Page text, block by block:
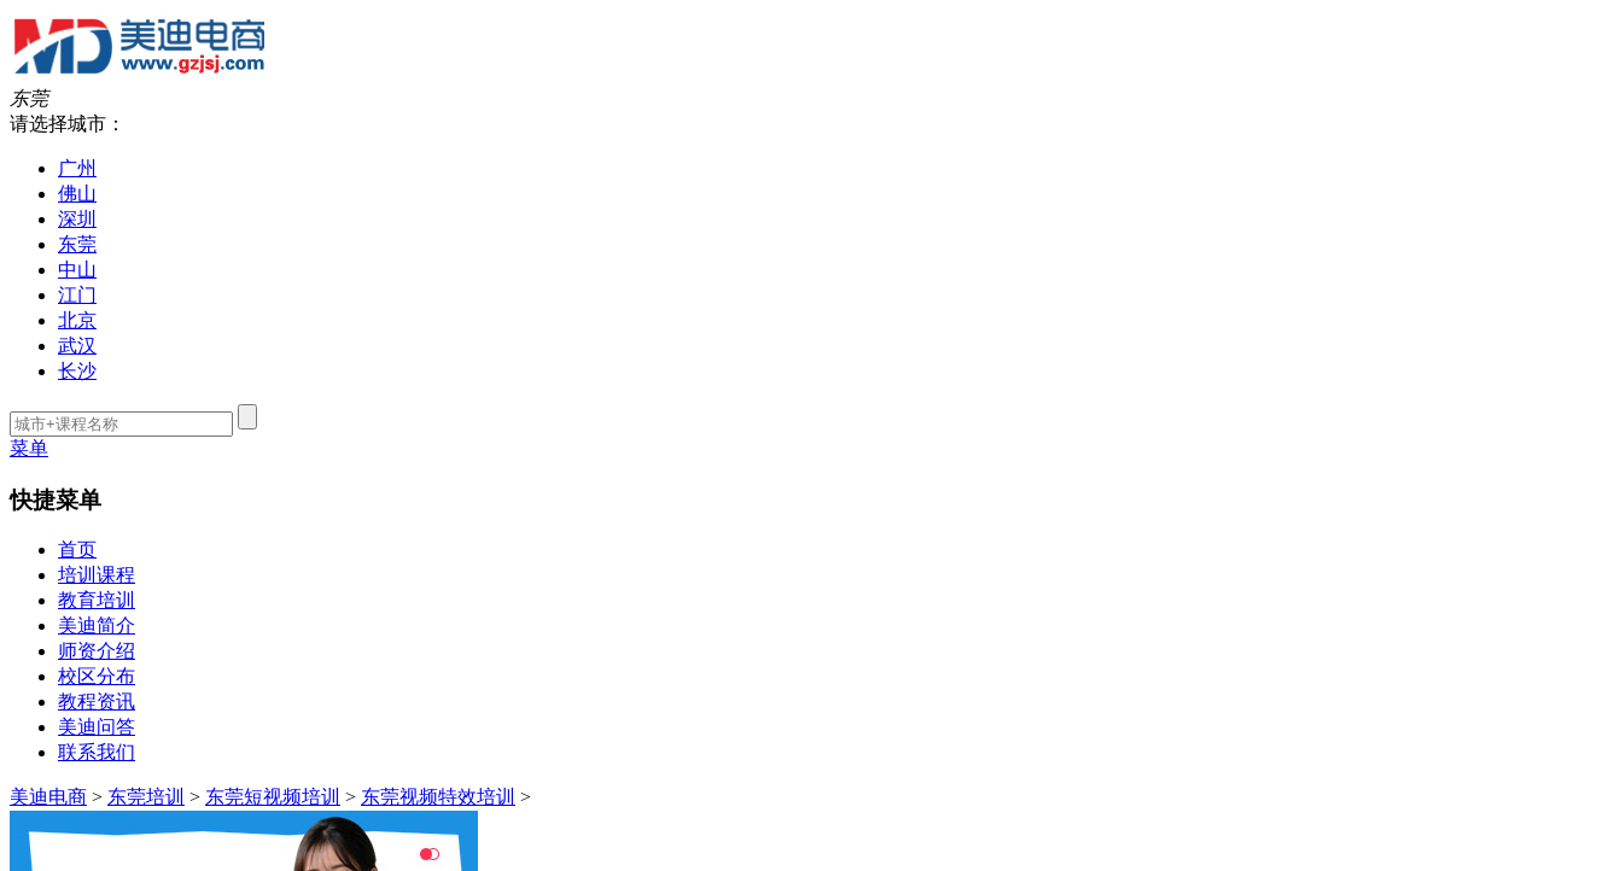
东莞
请选择城市：
广州
佛山
深圳
东莞
中山
江门
北京
武汉
长沙
菜单
快捷菜单
首页
培训课程
教育培训
美迪简介
师资介绍
校区分布
教程资讯
美迪问答
联系我们
美迪电商 > 东莞培训 > 东莞短视频培训 > 东莞视频特效培训 >